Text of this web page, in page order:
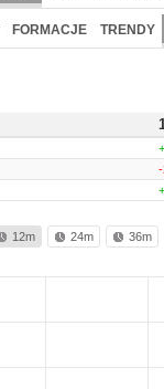
FORMACJE TRENDY
12m 24m 36m